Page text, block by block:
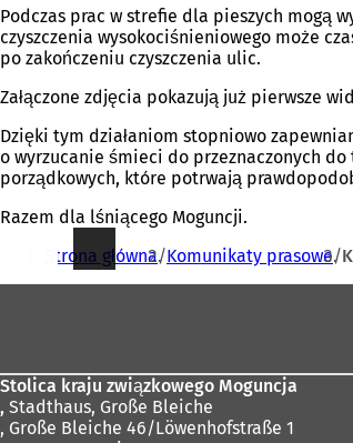
Podczas prac w strefie dla pieszych mogą
czyszczenia wysokociśnieniowego może
po zakończeniu czyszczenia ulic.
Załączone zdjęcia pokazują już pierwsze
Dzięki tym działaniom stopniowo
o wyrzucanie śmieci do przeznaczonych
porządkowych, które potrwają
Razem dla lśniącego Moguncji.
Jesteś
tutaj:
Strona główna Komunikaty prasowe
Stolica kraju związkowego Moguncja
, Stadthaus, Große Bleiche
, Große Bleiche 46/Löwenhofstraße 1